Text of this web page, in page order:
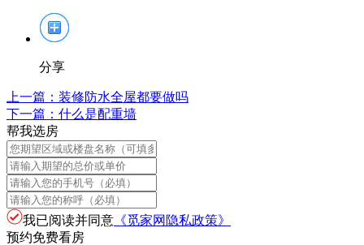
分享
上一篇： 装修防水全屋都要做吗
下一篇： 什么是配重墙
帮我选房
我已阅读并同意 《觅家网隐私政策》
预约免费看房